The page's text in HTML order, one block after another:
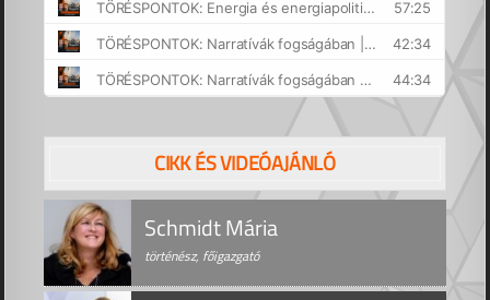
CIKK ÉS VIDEÓAJÁNLÓ
Schmidt Mária
történész, főigazgató